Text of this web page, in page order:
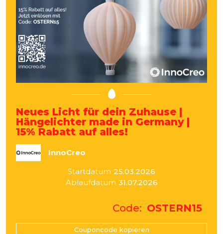
Neues Licht für dein Zuhause |
Hängelichter made in Germany |
15% Rabatt auf alles!
InnoCreo
Startdatum 25.03.2026
Ablaufdatum 31.07.2026
Code OSTERN15
Couponcode kopieren